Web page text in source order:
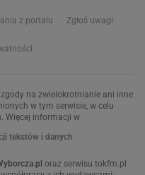
z portalu Zgłoś uwagi
na zwielokrotnianie ani inne
w tym serwisie, w celu
Więcej informacji w
tekstów i danych
oraz serwisu tokfm.pl